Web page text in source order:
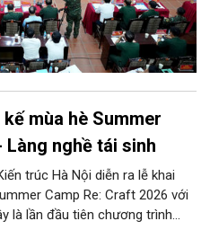
mùa hè Summer
Làng nghề tái sinh
trúc Hà Nội diễn ra lễ khai
Camp Re: Craft 2026 với
là lần đầu tiên chương trình